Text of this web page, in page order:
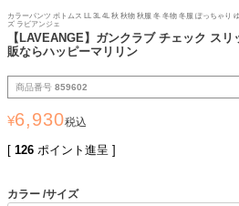
カラーパンツ ボトムス LL 3L 4L 秋 秋物 秋服 冬 冬物 冬服 ぽっちゃり
ズ ラビアンジェ
【LAVEANGE】ガンクラブ チェック ス
販ならハッピーマリリン
商品番号 859602
¥6,930税込
[ 126 ポイント進呈 ]
カラー サイズ